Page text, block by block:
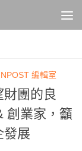
NPOST 編輯室
財團的良
創業家，籲
發展